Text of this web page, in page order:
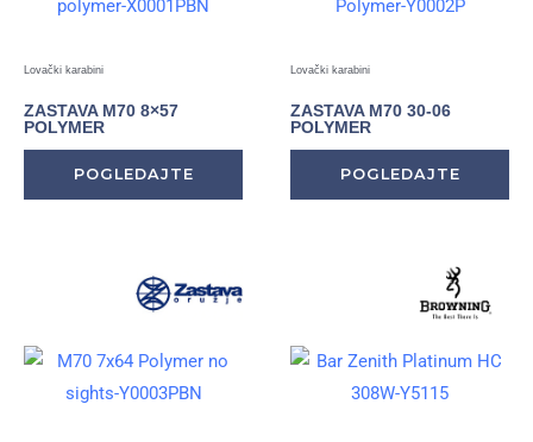
Lovački karabini
ZASTAVA M70 8×57
POLYMER
POGLEDAJTE
Lovački karabini
ZASTAVA M70 30-06
POLYMER
POGLEDAJTE